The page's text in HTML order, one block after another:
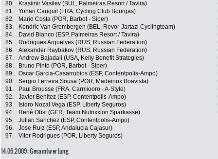
80.
Krasimir Vasilev (BUL, Palmeiras Resort / Tavira)
81.
Yohan Cauquil (FRA, Cycling Club Bourgas)
82.
Mario Costa (POR, Barbot - Siper)
83.
Kendric Van Grembergen (BEL, Revor-Jartazi Cyclingteam)
84.
David Blanco (ESP, Palmeiras Resort / Tavira)
85.
Rodrigues Arguelyes (RUS, Russian Federation)
86.
Alexander Raybakov (RUS, Russian Federation)
87.
Andrew Bajadali (USA, Kelly Benefit Strategies)
88.
Bruno Pinto (POR, Barbot - Siper)
89.
Oscar Garcia-Casarrubios (ESP, Contentpolis-Ampo)
90.
Sergio Ferreira Sousa (POR, Madeinox Boavista)
91.
Paul Brousse (FRA, Carmiooro - A-Style)
92.
Javier Benitez (ESP, Contentpolis-Ampo)
93.
Isidro Nozal Vega (ESP, Liberty Seguros)
94.
René Obst (GER, Team Nutrixxion Sparkasse)
95.
Julian Sanchez (ESP, Contentpolis-Ampo)
96.
Jose Ruiz (ESP, Andalucia Cajasur)
97.
Vitor Rodrigues (POR, Liberty Seguros)
14.06.2009: Gesamtwertung